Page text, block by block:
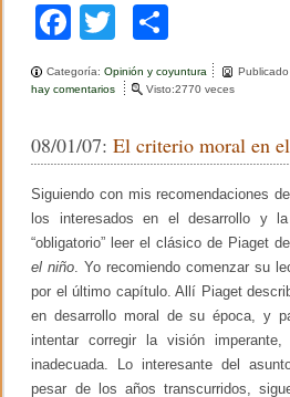
F
a
c
b
o
o
k
wi
tt
m
ar
tir
Categoría:Opinión y coyuntura
hay comentarios
a
o
d
l
a
D
H
Visto:2770 veces
08/01/07:El criterio moral en
Siguiendo con mis recomendaciones
los interesados en el desarrollo y
“obligatorio” leer el clásico de Piaget
el niño . Yo recomiendo comenzar su
por el último capítulo. Allí Piaget
en desarrollo moral de su época, y
intentar corregir la visión
inadecuada. Lo interesante del
pesar de los años transcurridos,